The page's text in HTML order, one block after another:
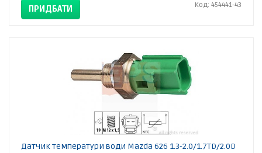
ПРИДБАТИ Код: 454441-43
Датчик температури води Mazda 626 1.3-2.0/1.7TD/2.0D